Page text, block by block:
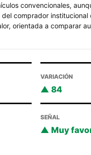
convencionales,
comprador
orientada a comparar
VARIACIÓN
84
SEÑAL
Muy